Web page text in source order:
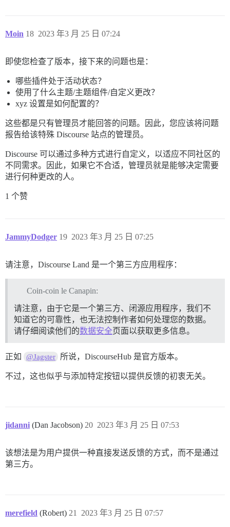
Moin 2023 年3 月 25 日 07:24
18
即使您检查了版本，接下来的问题也是：
哪些插件处于活动状态？
使用了什么主题/主题组件/自定义更改？
xyz 设置是如何配置的？
这些都是只有管理员才能回答的问题。因此，您应该将问题
报告给该特殊 Discourse 站点的管理员。
Discourse 可以通过多种方式进行自定义，以适应不同社区的
不同需求。因此，如果它不合适，管理员就是能够决定需要
进行何种更改的人。
1 个赞
JammyDodger 2023 年3 月 25 日 07:25
19
请注意，Discourse Land 是一个第三方应用程序：
Coin-coin le Canapin:
请注意，由于它是一个第三方、闭源应用程序，我们不
知道它的可靠性，也无法控制作者如何处理您的数据。
请仔细阅读他们的数据安全页面以获取更多信息。
正如 @Jagster 所说，DiscourseHub 是官方版本。
不过，这也似乎与添加特定按钮以提供反馈的初衷无关。
jidanni (Dan Jacobson) 2023 年3 月 25 日 07:53
20
该想法是为用户提供一种直接发送反馈的方式，而不是通过
第三方。
merefield (Robert) 2023 年3 月 25 日 07:57
21